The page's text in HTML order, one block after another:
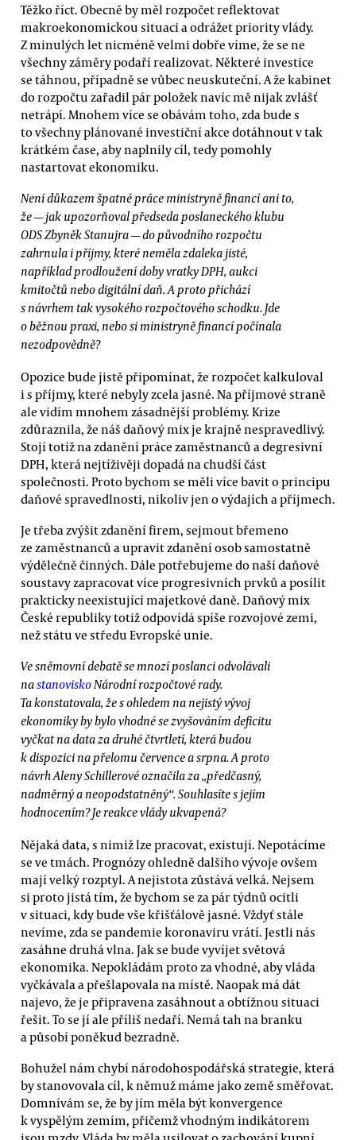
Těžko říct. Obecně by měl rozpočet reflektovat
makroekonomickou situaci a odrážet priority vlády.
Z minulých let nicméně velmi dobře víme, že se ne
všechny záměry podaří realizovat. Některé investice
se táhnou, případně se vůbec neuskuteční. A že kabinet
do rozpočtu zařadil pár položek navíc mě nijak zvlášť
netrápí. Mnohem více se obávám toho, zda bude s
to všechny plánované investiční akce dotáhnout v tak
krátkém čase, aby naplnily cíl, tedy pomohly
nastartovat ekonomiku.
Není důkazem špatné práce ministryně financí ani to,
že — jak upozorňoval předseda poslaneckého klubu
ODS Zbyněk Stanujra — do původního rozpočtu
zahrnula i příjmy, které neměla zdaleka jisté,
například prodloužení doby vratky DPH, aukci
kmitočtů nebo digitální daň. A proto přichází
s návrhem tak vysokého rozpočtového schodku. Jde
o běžnou praxi, nebo si ministryně financí počínala
nezodpovědně?
Opozice bude jistě připomínat, že rozpočet kalkuloval
i s příjmy, které nebyly zcela jasné. Na příjmové straně
ale vidím mnohem zásadnější problémy. Krize
zdůraznila, že náš daňový mix je krajně nespravedlivý.
Stojí totiž na zdanění práce zaměstnanců a degresivní
DPH, která nejtíživěji dopadá na chudší část
společnosti. Proto bychom se měli více bavit o principu
daňové spravedlnosti, nikoliv jen o výdajích a příjmech.
Je třeba zvýšit zdanění firem, sejmout břemeno
ze zaměstnanců a upravit zdanění osob samostatně
výdělečně činných. Dále potřebujeme do naší daňové
soustavy zapracovat více progresivních prvků a posílit
prakticky neexistující majetkové daně. Daňový mix
České republiky totiž odpovídá spíše rozvojové zemi,
než státu ve středu Evropské unie.
Ve sněmovní debatě se mnozí poslanci odvolávali
nastanoviskoNárodní rozpočtové rady.
Ta konstatovala, že s ohledem na nejistý vývoj
ekonomiky by bylo vhodné se zvyšováním deficitu
vyčkat na data za druhé čtvrtletí, která budou
k dispozici na přelomu července a srpna. A proto
návrh Aleny Schillerové označila za „předčasný,
nadměrný a neopodstatněný“. Souhlasíte s jejím
hodnocením? Je reakce vlády ukvapená?
Nějaká data, s nimiž lze pracovat, existují. Nepotácíme
se ve tmách. Prognózy ohledně dalšího vývoje ovšem
mají velký rozptyl. A nejistota zůstává velká. Nejsem
si proto jistá tím, že bychom se za pár týdnů ocitli
v situaci, kdy bude vše křišťálově jasné. Vždyť stále
nevíme, zda se pandemie koronaviru vrátí. Jestli nás
zasáhne druhá vlna. Jak se bude vyvíjet světová
ekonomika. Nepokládám proto za vhodné, aby vláda
vyčkávala a přešlapovala na místě. Naopak má dát
najevo, že je připravena zasáhnout a obtížnou situaci
řešit. To se jí ale příliš nedaří. Nemá tah na branku
a působí poněkud bezradně.
Bohužel nám chybí národohospodářská strategie, která
by stanovovala cíl, k němuž máme jako země směřovat.
Domnívám se, že by jím měla být konvergence
k vyspělým zemím, přičemž vhodným indikátorem